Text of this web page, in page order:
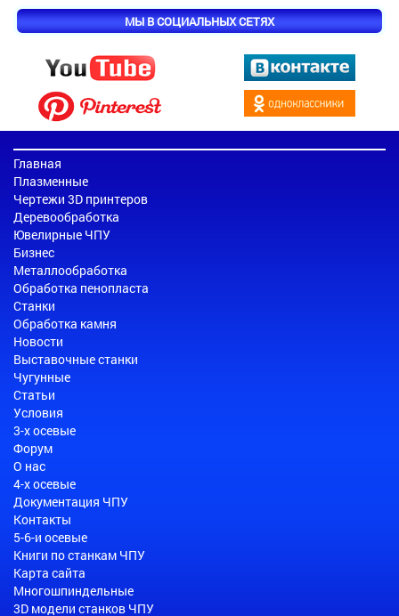
МЫ В СОЦИАЛЬНЫХ СЕТЯХ
Главная
Плазменные
Чертежи 3D принтеров
Деревообработка
Ювелирные ЧПУ
Бизнес
Металлообработка
Обработка пенопласта
Станки
Обработка камня
Новости
Выставочные станки
Чугунные
Статьи
Условия
3-х осевые
Форум
О нас
4-х осевые
Документация ЧПУ
Контакты
5-6-и осевые
Книги по станкам ЧПУ
Карта сайта
Многошпиндельные
3D модели станков ЧПУ